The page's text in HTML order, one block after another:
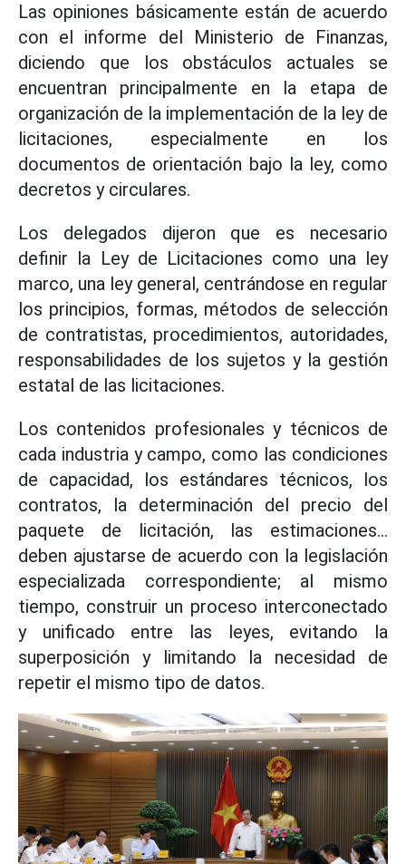
Las opiniones básicamente están de acuerdo
con el informe del Ministerio de Finanzas,
diciendo que los obstáculos actuales se
encuentran principalmente en la etapa de
organización de la implementación de la ley de
licitaciones, especialmente en los
documentos de orientación bajo la ley, como
decretos y circulares.
Los delegados dijeron que es necesario
definir la Ley de Licitaciones como una ley
marco, una ley general, centrándose en regular
los principios, formas, métodos de selección
de contratistas, procedimientos, autoridades,
responsabilidades de los sujetos y la gestión
estatal de las licitaciones.
Los contenidos profesionales y técnicos de
cada industria y campo, como las condiciones
de capacidad, los estándares técnicos, los
contratos, la determinación del precio del
paquete de licitación, las estimaciones...
deben ajustarse de acuerdo con la legislación
especializada correspondiente; al mismo
tiempo, construir un proceso interconectado
y unificado entre las leyes, evitando la
superposición y limitando la necesidad de
repetir el mismo tipo de datos.